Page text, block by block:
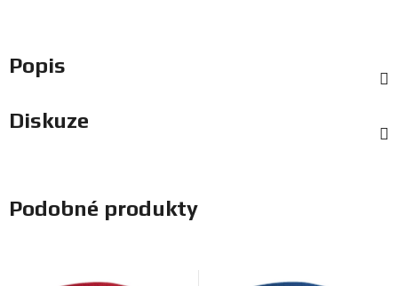
Popis
Diskuze
Podobné produkty